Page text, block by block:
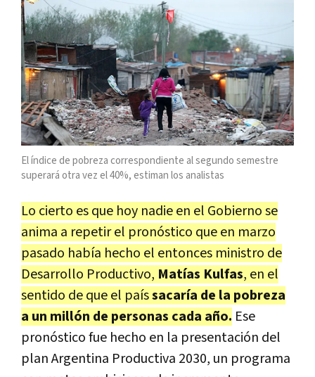
El índice de pobreza correspondiente al segundo semestre
superará otra vez el 40%, estiman los analistas
Lo cierto es que hoy nadie en el Gobierno se
anima a repetir el pronóstico que en marzo
pasado había hecho el entonces ministro de
Desarrollo Productivo, Matías Kulfas, en el
sentido de que el paíssacaría de la pobreza
a un millón de personas cada año. Ese
pronóstico fue hecho en la presentación del
plan Argentina Productiva 2030, un programa